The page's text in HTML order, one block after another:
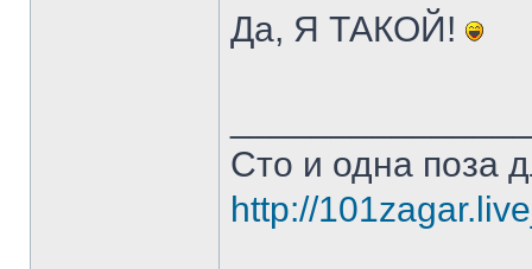
Да, Я ТАКОЙ!
Сто и одна поза
http://